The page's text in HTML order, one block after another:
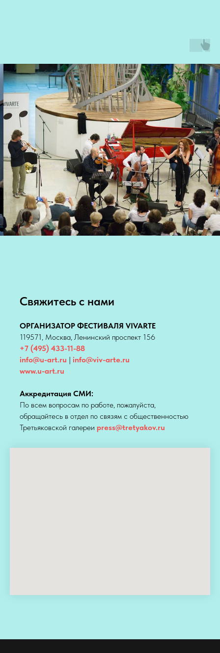
Свяжитесь с нами
ОРГАНИЗАТОР ФЕСТИВАЛЯ VIVARTE
119571, Москва, Ленинский проспект 156
+7 (495) 433-11-88
info@u-art.ru | info@viv-arte.ru
www.u-art.ru
Аккредитация СМИ:
По всем вопросам по работе, пожалуйста,
обращайтесь в отдел по связям с общественностью
Третьяковской галереи press@tretyakov.ru